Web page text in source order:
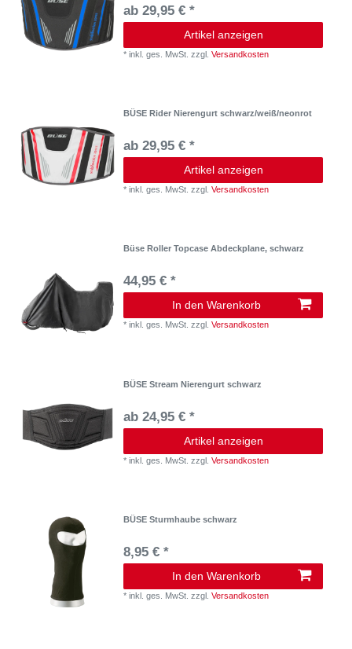
ab 29,95 € *
Artikel anzeigen
*inkl. ges. MwSt. zzgl.Versandkosten
BÜSE Rider Nierengurt schwarz/weiß/neonrot
ab 29,95 € *
Artikel anzeigen
*inkl. ges. MwSt. zzgl.Versandkosten
Büse Roller Topcase Abdeckplane, schwarz
44,95 € *
In den Warenkorb
*inkl. ges. MwSt. zzgl.Versandkosten
BÜSE Stream Nierengurt schwarz
ab 24,95 € *
Artikel anzeigen
*inkl. ges. MwSt. zzgl.Versandkosten
BÜSE Sturmhaube schwarz
8,95 € *
In den Warenkorb
*inkl. ges. MwSt. zzgl.Versandkosten